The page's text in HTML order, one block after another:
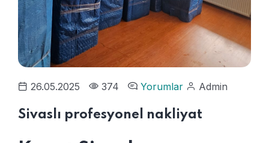
26.05.2025 374 Yorumlar Admin
Sivaslı profesyonel nakliyat